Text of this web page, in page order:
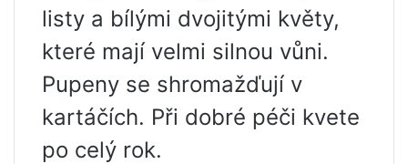
listy a bílými dvojitými květy,
které mají velmi silnou vůni.
Pupeny se shromažďují v
kartáčích. Při dobré péči kvete
po celý rok.